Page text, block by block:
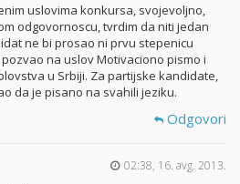
uslovima konkursa, svojevoljno,
odgovornoscu, tvrdim da niti jedan
ne bi prosao ni prvu stepenicu
na uslov Motivaciono pismo i
u Srbiji. Za partijske kandidate,
da je pisano na svahili jeziku.
Odgovori
02:38, 16. avg. 2013.